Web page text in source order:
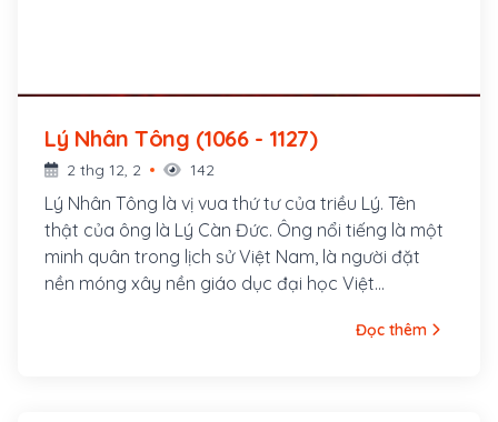
Lý Nhân Tông (1066 - 1127)
2 thg 12, 2 142
Lý Nhân Tông là vị vua thứ tư của triều Lý. Tên
thật của ông là Lý Càn Đức. Ông nổi tiếng là một
minh quân trong lịch sử Việt Nam, là người đặt
nền móng xây nền giáo dục đại học Việt
Đọc thêm